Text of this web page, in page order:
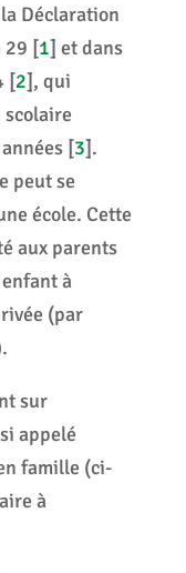
Déclaration
29 [1] et dans
[2], qui
scolaire
[3].
peut se
école. Cette
aux parents
à
(par
sur
appelé
famille (ci-
à